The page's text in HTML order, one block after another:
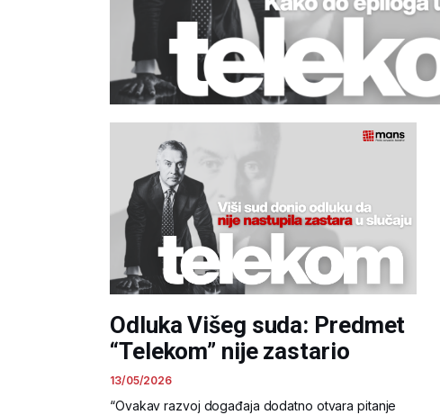
Odluka Višeg suda: Predmet
“Telekom” nije zastario
13/05/2026
“Ovakav razvoj događaja dodatno otvara pitanje